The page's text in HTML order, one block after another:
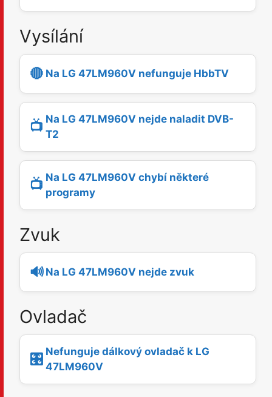
Vysílání
🔴 Na LG 47LM960V nefunguje HbbTV
📺 Na LG 47LM960V nejde naladit DVB-
T2
📺 Na LG 47LM960V chybí některé
programy
Zvuk
🔊 Na LG 47LM960V nejde zvuk
Ovladač
🎛️ Nefunguje dálkový ovladač k LG
47LM960V